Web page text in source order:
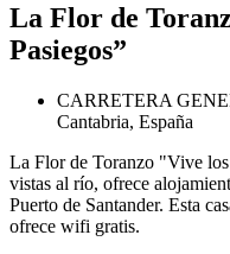
La Flor de
Pasiegos”
CARRETERA
Cantabria, España
La Flor de Toranzo "Vive
vistas al río, ofrece
Puerto de Santander. Esta
ofrece wifi gratis.